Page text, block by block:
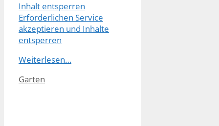
Inhalt entsperren
Erforderlichen Service
akzeptieren und Inhalte
entsperren
Weiterlesen…
Kategorien
Garten